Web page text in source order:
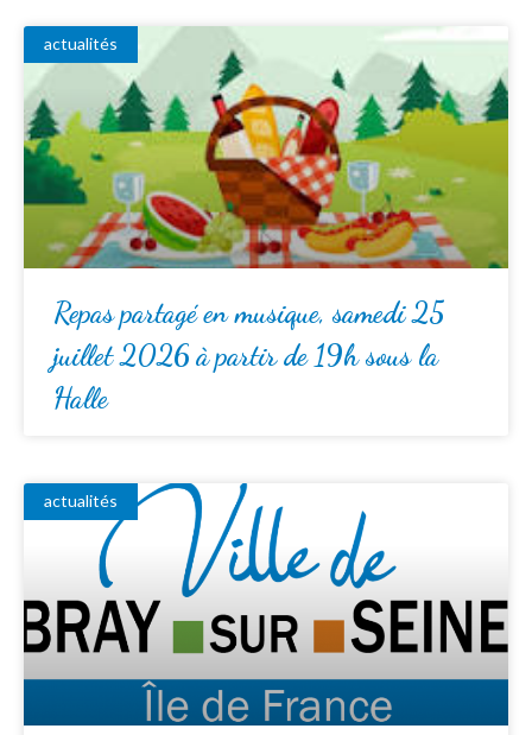
actualités
Repas partagé en musique, samedi 25
juillet 2026 à partir de 19h sous la
Halle
actualités